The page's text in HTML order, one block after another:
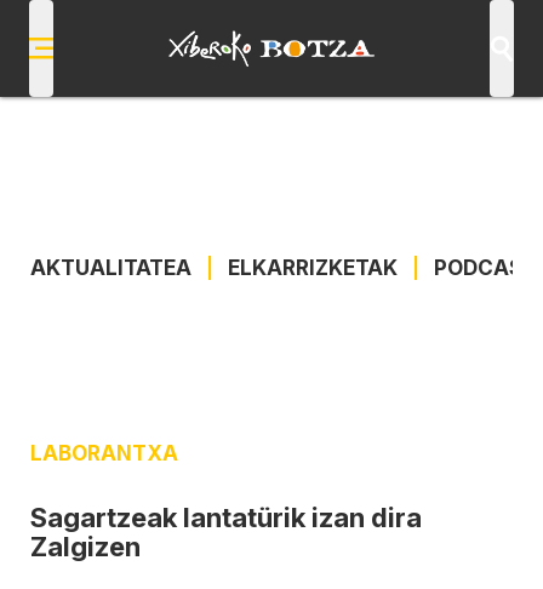
AKTUALITATEA ELKARRIZKETAK
LABORANTXA
Sagartzeak lantatürik izan dira
Zalgizen